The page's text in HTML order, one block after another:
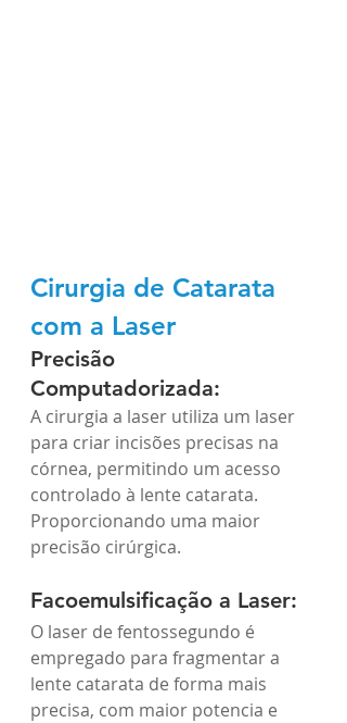
Cirurgia de Catarata
com a Laser
Precisão
Computadorizada:
A cirurgia a laser utiliza um laser
para criar incisões precisas na
córnea, permitindo um acesso
controlado à lente catarata.
Proporcionando uma maior
precisão cirúrgica.
Facoemulsificação a Laser:
O laser de fentossegundo é
empregado para fragmentar a
lente catarata de forma mais
precisa, com maior potencia e